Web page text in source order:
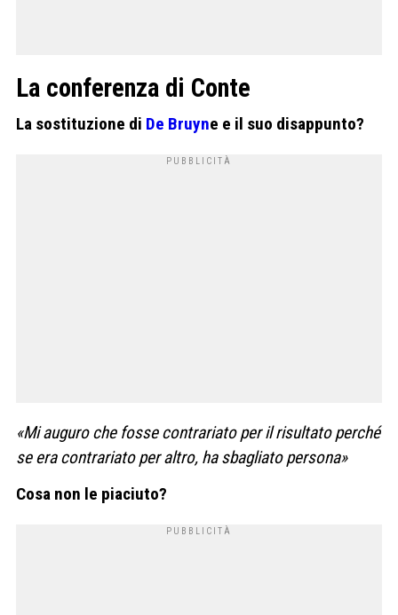
La conferenza di Conte
La sostituzione di De Bruyne e il suo disappunto?
«Mi auguro che fosse contrariato per il risultato perché
se era contrariato per altro, ha sbagliato persona»
Cosa non le piaciuto?